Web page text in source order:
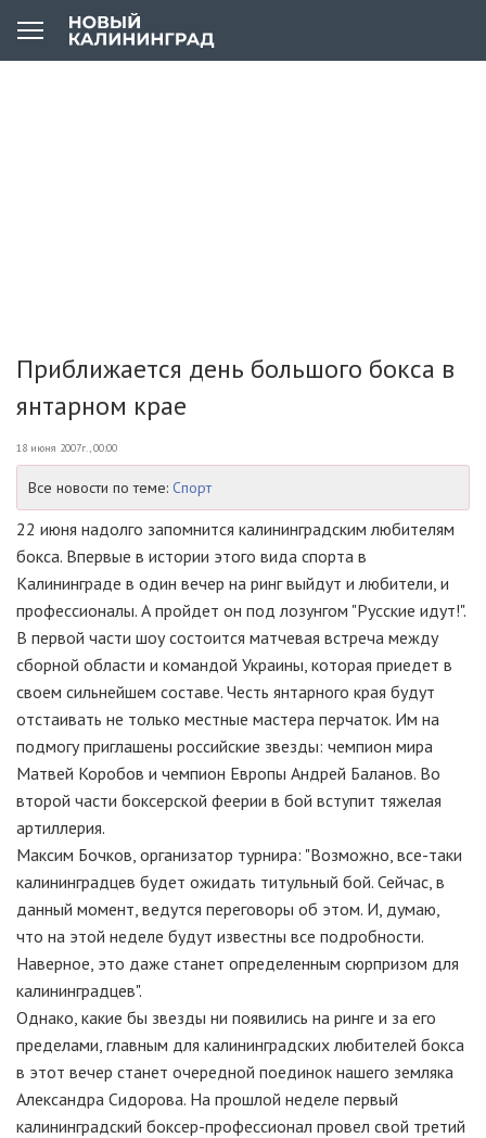
Приближается день большого бокса в
янтарном крае
18 июня 2007г., 00:00
Все новости по теме: Спорт
22 июня надолго запомнится калининградским любителям
бокса. Впервые в истории этого вида спорта в
Калининграде в один вечер на ринг выйдут и любители, и
профессионалы. А пройдет он под лозунгом "Русские идут!".
В первой части шоу состоится матчевая встреча между
сборной области и командой Украины, которая приедет в
своем сильнейшем составе. Честь янтарного края будут
отстаивать не только местные мастера перчаток. Им на
подмогу приглашены российские звезды: чемпион мира
Матвей Коробов и чемпион Европы Андрей Баланов. Во
второй части боксерской феерии в бой вступит тяжелая
артиллерия.
Максим Бочков, организатор турнира: "Возможно, все-таки
калининградцев будет ожидать титульный бой. Сейчас, в
данный момент, ведутся переговоры об этом. И, думаю,
что на этой неделе будут известны все подробности.
Наверное, это даже станет определенным сюрпризом для
калининградцев".
Однако, какие бы звезды ни появились на ринге и за его
пределами, главным для калининградских любителей бокса
в этот вечер станет очередной поединок нашего земляка
Александра Сидорова. На прошлой неделе первый
калининградский боксер-профессионал провел свой третий